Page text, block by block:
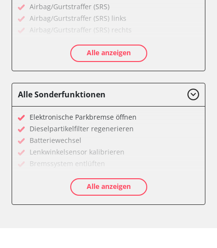
Airbag/Gurtstraffer (SRS)
Airbag/Gurtstraffer (SRS) links
Airbag/Gurtstraffer (SRS) rechts
Allradelektronik
Anhängersteuergerät
Diagnoseschnittstelle (EOBD/OBDII)
Einparkhilfe
Einparkhilfe Lenkhilfe
Einstiegshilfe Beifahrer
Einstiegshilfe Fahrer
Fahrererkennung
Fahrtrichtungskamera
Fernlichtassistent
Alle anzeigen
Alle Sonderfunktionen
Elektronische Parkbremse öffnen
Dieselpartikelfilter regenerieren
Batteriewechsel
Lenkwinkelsensor kalibrieren
Bremssystem entlüften
AGR Ventil anlernen
Luftmassenmesser anlernen
Alle anzeigen